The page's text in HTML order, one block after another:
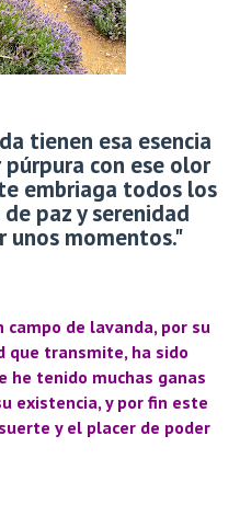
tienen esa esencia
con ese olor
embriaga todos los
paz y serenidad
unos momentos."
de lavanda, por su
que transmite, ha sido
he tenido muchas ganas
existencia, y por fin este
y el placer de poder